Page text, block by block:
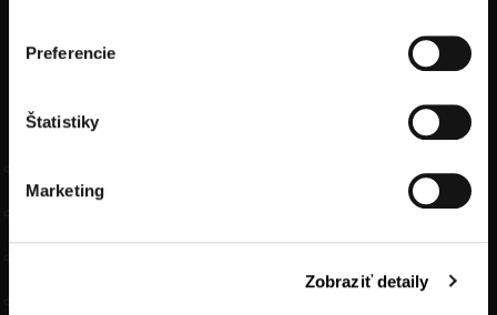
Preferencie
Štatistiky
Marketing
Zobraziť detaily
HOTEL INFORMATION